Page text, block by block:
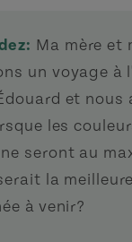
Ma mère et
un voyage à
et nous
les
seront au
la
à venir?